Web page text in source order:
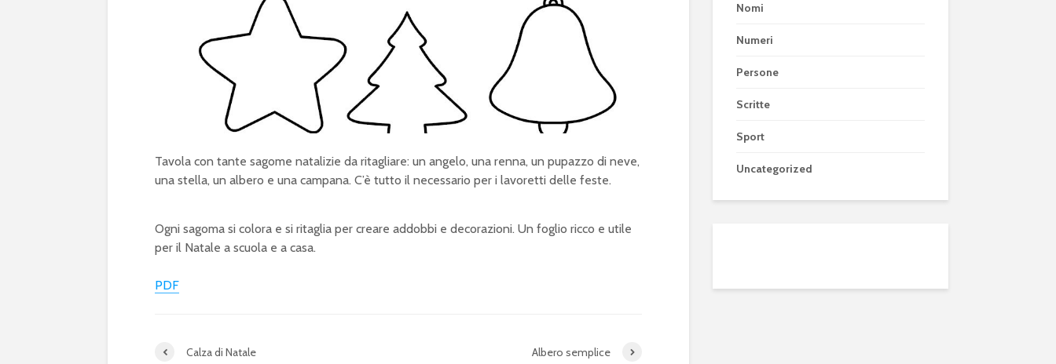
Tavola con tante sagome natalizie da ritagliare: un angelo, una renna, un pupazzo di neve,
una stella, un albero e una campana. C’è tutto il necessario per i lavoretti delle feste.
Ogni sagoma si colora e si ritaglia per creare addobbi e decorazioni. Un foglio ricco e utile
per il Natale a scuola e a casa.
PDF
Calza di Natale Albero semplice
Nomi
Numeri
Persone
Scritte
Sport
Uncategorized